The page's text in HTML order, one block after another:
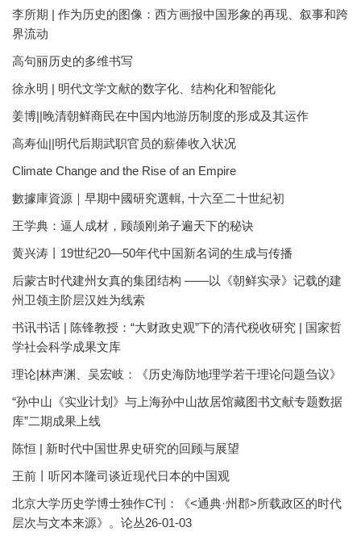
李所期 | 作为历史的图像：西方画报中国形象的再现、叙事和跨
界流动
高句丽历史的多维书写
徐永明 | 明代文学文献的数字化、结构化和智能化
姜博||晚清朝鲜商民在中国内地游历制度的形成及其运作
高寿仙||明代后期武职官员的薪俸收入状况
Climate Change and the Rise of an Empire
數據庫資源｜早期中國研究選輯, 十六至二十世紀初
王学典：逼人成材，顾颉刚弟子遍天下的秘诀
黄兴涛丨19世纪20—50年代中国新名词的生成与传播
后蒙古时代建州女真的集团结构 ——以《朝鲜实录》记载的建
州卫领主阶层汉姓为线索
书讯书话 | 陈锋教授：“大财政史观”下的清代税收研究 | 国家哲
学社会科学成果文库
理论|林声渊、吴宏岐：《历史海防地理学若干理论问题刍议》
“孙中山《实业计划》与上海孙中山故居馆藏图书文献专题数据
库”二期成果上线
陈恒 | 新时代中国世界史研究的回顾与展望
王前丨听冈本隆司谈近现代日本的中国观
北京大学历史学博士独作C刊：《<通典·州郡>所载政区的时代
层次与文本来源》。论丛26-01-03